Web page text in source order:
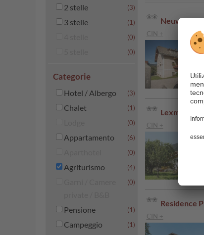
2 stelle (3)
3 stelle (1)
(0)
(0)
Categorie
Hotel / Albergo (3)
Chalet (1)
(0)
Appartamento (6)
(0)
Agriturismo (4)
(0)
Pensione (1)
Campeggio (1)
Neuwirthof
CIN +
Lexmairhof
CIN +
Residence
CIN +